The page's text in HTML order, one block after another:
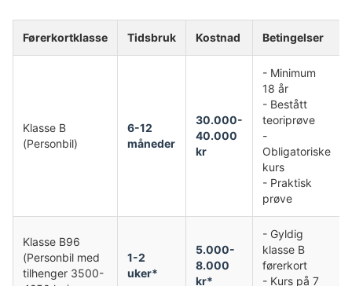
Førerkortklasse Tidsbruk Kostnad Betingelser
Klasse B
(Personbil)
6-12
måneder
30.000-
40.000
kr
- Minimum
18 år
- Bestått
teoriprøve
-
Obligatoriske
kurs
- Praktisk
prøve
Klasse B96
(Personbil med
tilhenger 3500-
1-2
uker*
5.000-
8.000
kr*
- Gyldig
klasse B
førerkort
- Kurs på 7